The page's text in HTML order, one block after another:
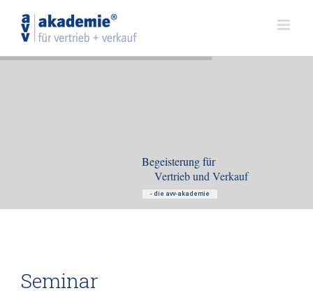
Inhalt
springen
Begeisterung für
- die avv-akademie
Vertrieb und Verkauf
Seminar